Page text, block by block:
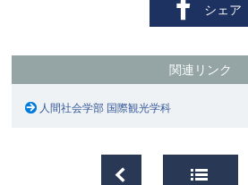
シェア
関連リンク
人間社会学部 国際観光学科